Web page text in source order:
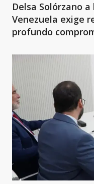
Delsa Solórzano
Venezuela exige
profundo